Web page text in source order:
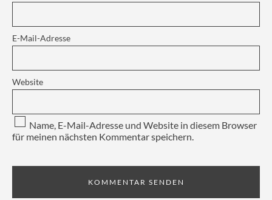
E-Mail-Adresse
Website
Name, E-Mail-Adresse und Website in diesem Browser
für meinen nächsten Kommentar speichern.